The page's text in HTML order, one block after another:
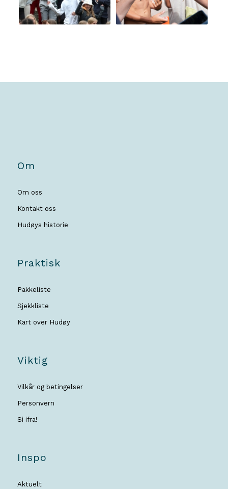
Om
Om oss
Kontakt oss
Hudøys historie
Praktisk
Pakkeliste
Sjekkliste
Kart over Hudøy
Viktig
Vilkår og betingelser
Personvern
Si ifra!
Inspo
Aktuelt